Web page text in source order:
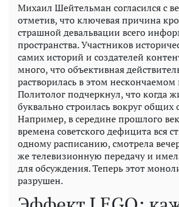
Михаил Шейтельман согласился с
отметив, что ключевая причина
страшной девальвации всего
пространства. Участников
самих историй и создателей
много, что объективная
растворилась в этом нескончаемом
Политолог подчеркнул, что когда
буквально строилась вокруг общих
Например, в середине прошлого
времена советского дефицита вся
одному расписанию, смотрела
же телевизионную передачу и
для обсуждения. Теперь этот
разрушен.